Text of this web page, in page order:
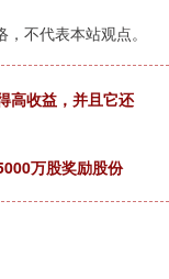
不代表本站观点。
高收益，并且它还
万股奖励股份